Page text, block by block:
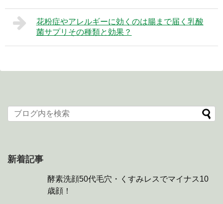
花粉症やアレルギーに効くのは腸まで届く乳酸
菌サプリその種類と効果？
新着記事
酵素洗顔50代毛穴・くすみレスでマイナス10
歳顔！